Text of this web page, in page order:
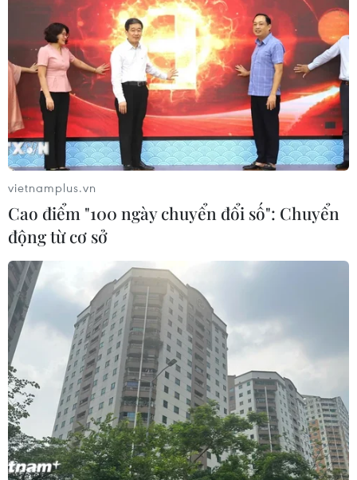
vietnamplus.vn
Cao điểm "100 ngày chuyển đổi số": Chuyển
động từ cơ sở